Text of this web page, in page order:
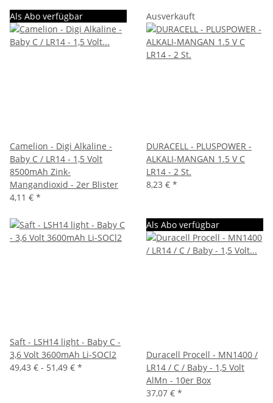
Als Abo verfügbar
Camelion - Digi Alkaline -
Baby C / LR14 - 1,5 Volt
8500mAh Zink-
Mangandioxid - 2er Blister
4,11 € *
Ausverkauft
DURACELL - PLUSPOWER -
ALKALI-MANGAN 1.5 V C
LR14 - 2 St.
8,23 € *
Saft - LSH14 light - Baby C -
3,6 Volt 3600mAh Li-SOCl2
49,43 € - 51,49 € *
Als Abo verfügbar
Duracell Procell - MN1400 /
LR14 / C / Baby - 1,5 Volt
AlMn - 10er Box
37,07 € *